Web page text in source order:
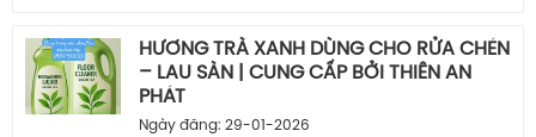
HƯƠNG TRÀ XANH DÙNG CHO RỬA CHÉN
– LAU SÀN | CUNG CẤP BỞI THIÊN AN
PHÁT
Ngày đăng: 29-01-2026